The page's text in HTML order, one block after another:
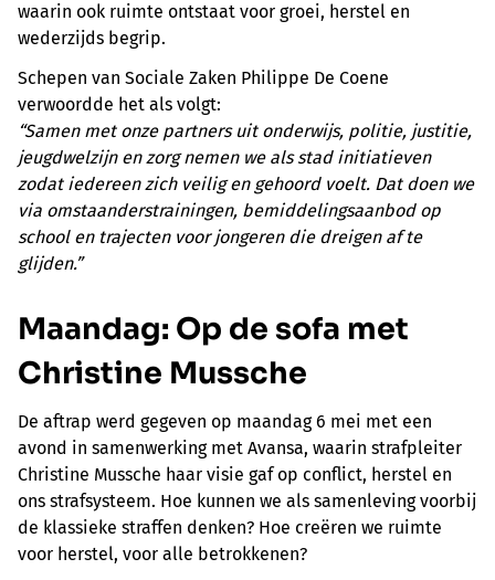
waarin ook ruimte ontstaat voor groei, herstel en
wederzijds begrip.
Schepen van Sociale Zaken Philippe De Coene
verwoordde het als volgt:
“Samen met onze partners uit onderwijs, politie, justitie,
jeugdwelzijn en zorg nemen we als stad initiatieven
zodat iedereen zich veilig en gehoord voelt. Dat doen we
via omstaanderstrainingen, bemiddelingsaanbod op
school en trajecten voor jongeren die dreigen af te
glijden.”
Maandag: Op de sofa met
Christine Mussche
De aftrap werd gegeven op maandag 6 mei met een
avond in samenwerking met Avansa, waarin strafpleiter
Christine Mussche haar visie gaf op conflict, herstel en
ons strafsysteem. Hoe kunnen we als samenleving voorbij
de klassieke straffen denken? Hoe creëren we ruimte
voor herstel, voor alle betrokkenen?